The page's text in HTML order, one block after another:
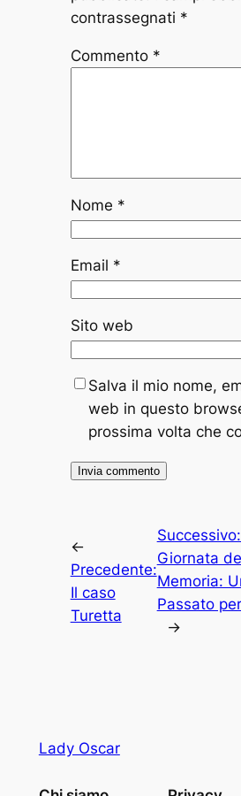
contrassegnati *
Commento *
Nome *
Email *
Sito web
Salva il mio nome,
web in questo
prossima volta che
←
Precedente:
Il caso
Turetta
Successivo:
Giornata
Memoria:
Passato
→
Lady Oscar